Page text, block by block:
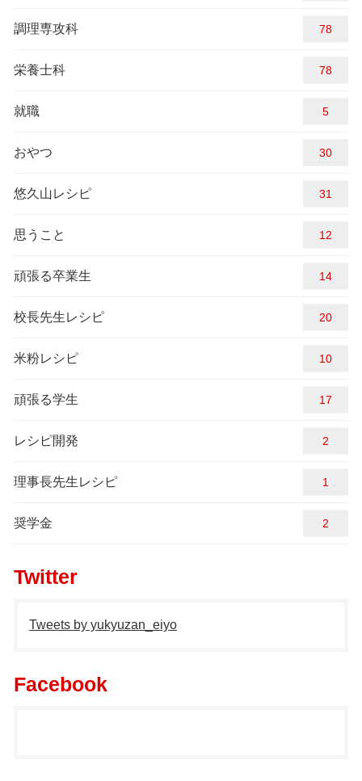
調理専攻科 87
栄養士科 87
就職 5
おやつ 30
悠久山レシピ 31
思うこと 12
頑張る卒業生 14
校長先生レシピ 20
米粉レシピ 10
頑張る学生 17
レシピ開発 2
理事長先生レシピ 1
奨学金 2
Twitter
Tweets by yukyuzan_eiyo
Facebook